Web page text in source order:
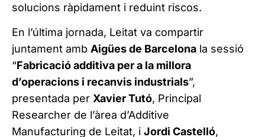
solucions ràpidament i reduint riscos.
En l’última jornada, Leitat va compartir
juntament amb Aigües de Barcelona la sessió
“Fabricació additiva per a la millora
d’operacions i recanvis industrials”,
presentada per Xavier Tutó, Principal
Researcher de l’àrea d’Additive
Manufacturing de Leitat, i Jordi Castelló,